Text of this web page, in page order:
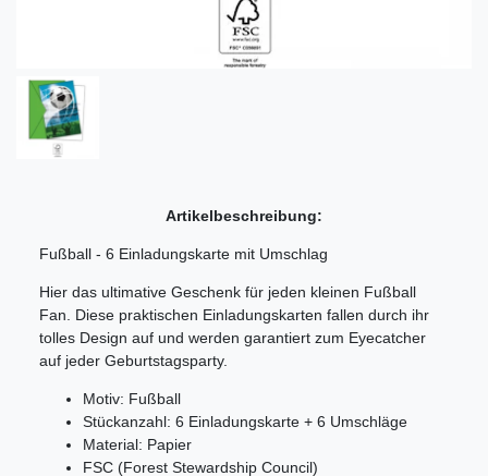
Artikelbeschreibung:
Fußball - 6 Einladungskarte mit Umschlag
Hier das ultimative Geschenk für jeden kleinen Fußball
Fan. Diese praktischen Einladungskarten fallen durch ihr
tolles Design auf und werden garantiert zum Eyecatcher
auf jeder Geburtstagsparty.
Motiv: Fußball
Stückanzahl: 6 Einladungskarte + 6 Umschläge
Material: Papier
FSC (Forest Stewardship Council)